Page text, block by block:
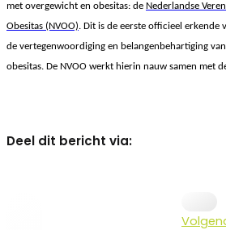
met overgewicht en obesitas: de Nederlandse
Obesitas (NVOO). Dit is de eerste officieel erkende
de vertegenwoordiging en belangenbehartiging
obesitas. De NVOO werkt hierin nauw samen met
Deel dit bericht via: